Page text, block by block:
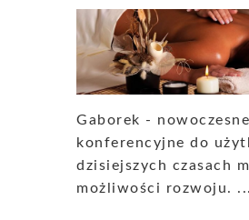
Gaborek -
konferencyjne do
dzisiejszych czasach
możliwości rozwoju. ...